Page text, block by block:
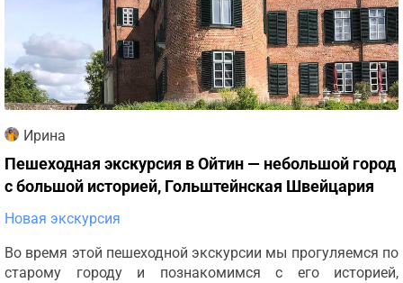
Ирина
Пешеходная экскурсия в Ойтин — небольшой город
с большой историей, Гольштейнская Швейцария
Новая экскурсия
Во время этой пешеходной экскурсии мы прогуляемся по
старому городу и познакомимся с его историей,